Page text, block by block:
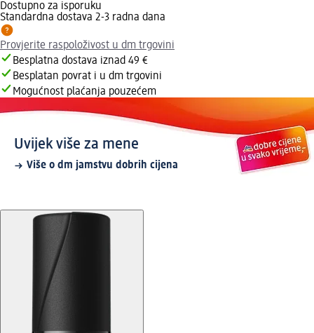
Dostupno za isporuku
Standardna dostava 2-3 radna dana
Provjerite raspoloživost u dm trgovini
Besplatna dostava iznad 49 €
Besplatan povrat i u dm trgovini
Mogućnost plaćanja pouzećem
Uvijek više za mene
Više o dm jamstvu dobrih cijena